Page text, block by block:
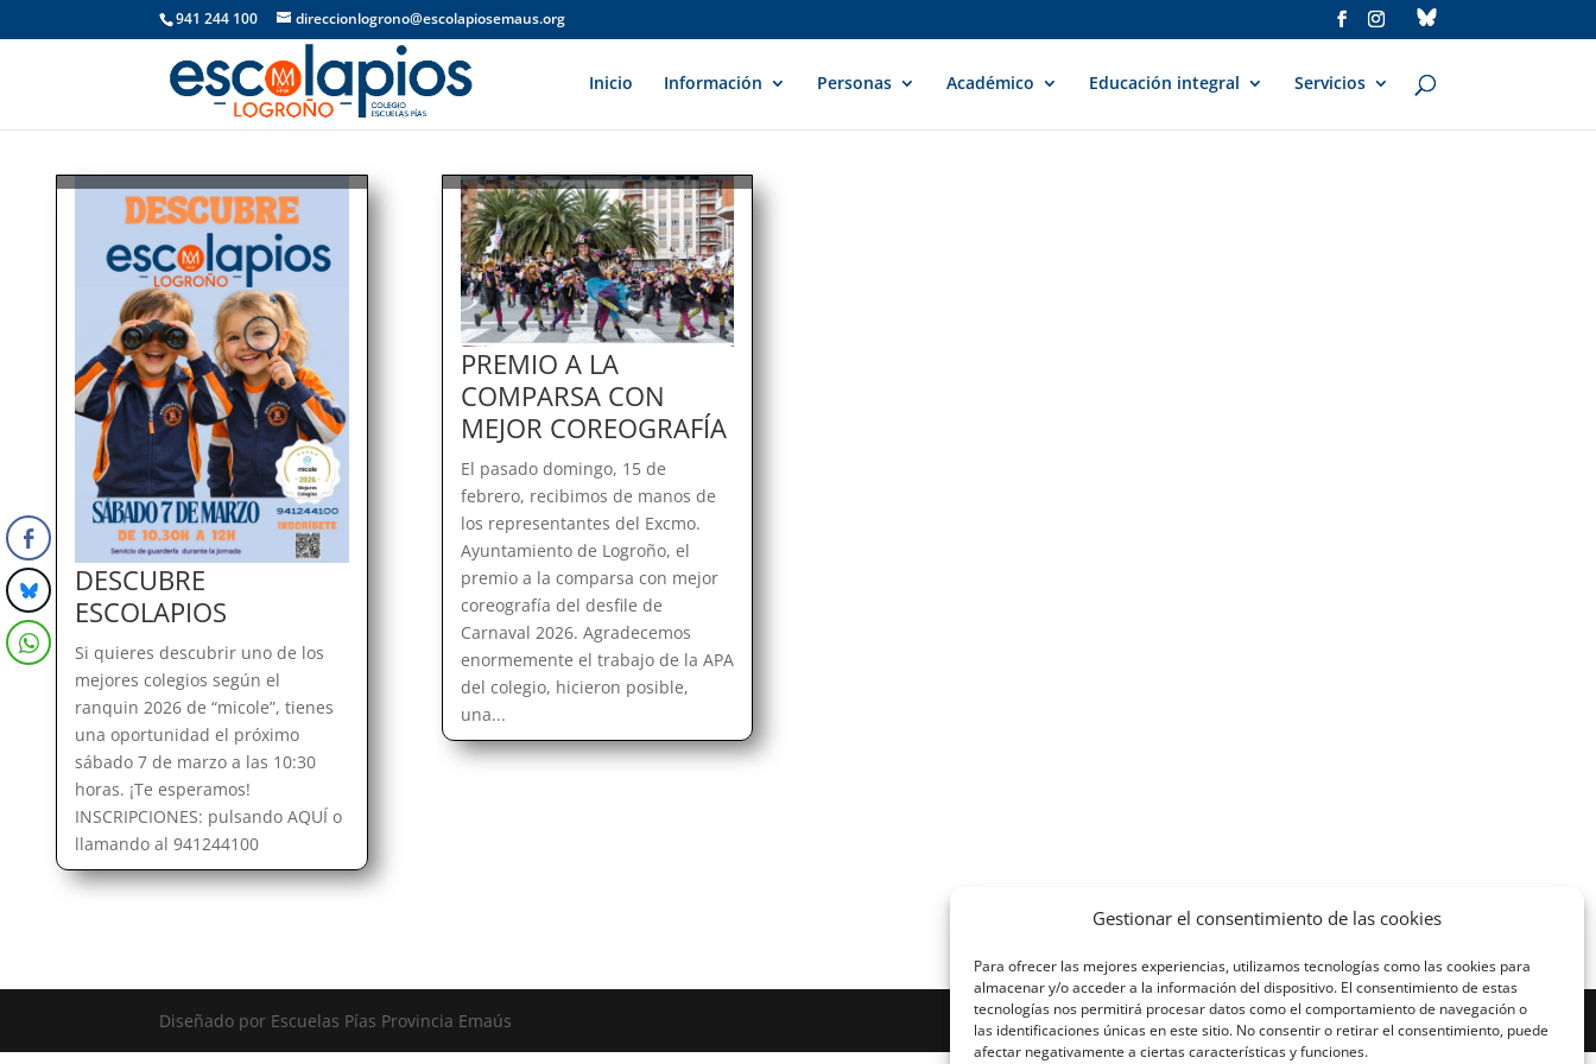
Gestionar el consentimiento de las cookies
Para ofrecer las mejores experiencias, utilizamos tecnologías como las cookies para
almacenar y/o acceder a la información del dispositivo. El consentimiento de estas
tecnologías nos permitirá procesar datos como el comportamiento de navegación o
las identificaciones únicas en este sitio. No consentir o retirar el consentimiento, puede
afectar negativamente a ciertas características y funciones.
941 244 100 direccionlogrono@escolapiosemaus.org
Inicio Información Personas Académico Educación integral Servicios
DESCUBRE
ESCOLAPIOS
Si quieres descubrir uno de los
mejores colegios según el
ranquin 2026 de “micole”, tienes
una oportunidad el próximo
sábado 7 de marzo a las 10:30
horas. ¡Te esperamos!
INSCRIPCIONES: pulsando AQUÍ o
llamando al 941244100
PREMIO A LA
COMPARSA CON
MEJOR COREOGRAFÍA
El pasado domingo, 15 de
febrero, recibimos de manos de
los representantes del Excmo.
Ayuntamiento de Logroño, el
premio a la comparsa con mejor
coreografía del desfile de
Carnaval 2026. Agradecemos
enormemente el trabajo de la APA
del colegio, hicieron posible,
una...
Diseñado por Escuelas Pías Provincia Emaús